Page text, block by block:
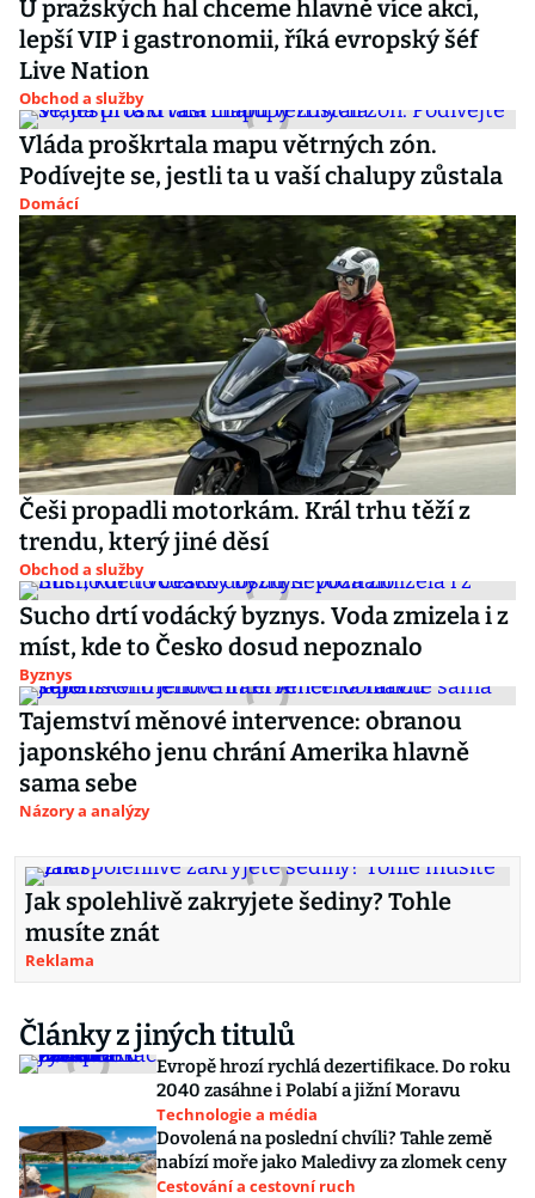
U pražských hal chceme hlavně více akcí,
lepší VIP i gastronomii, říká evropský šéf
Live Nation
Obchod a služby
Vláda proškrtala mapu větrných zón.
Podívejte se, jestli ta u vaší chalupy zůstala
Domácí
Češi propadli motorkám. Král trhu těží z
trendu, který jiné děsí
Obchod a služby
Sucho drtí vodácký byznys. Voda zmizela i z
míst, kde to Česko dosud nepoznalo
Byznys
Tajemství měnové intervence: obranou
japonského jenu chrání Amerika hlavně
sama sebe
Názory a analýzy
Jak spolehlivě zakryjete šediny? Tohle
musíte znát
Reklama
Články z jiných titulů
Evropě hrozí rychlá dezertifikace. Do roku
2040 zasáhne i Polabí a jižní Moravu
Technologie a média
Dovolená na poslední chvíli? Tahle země
nabízí moře jako Maledivy za zlomek ceny
Cestování a cestovní ruch